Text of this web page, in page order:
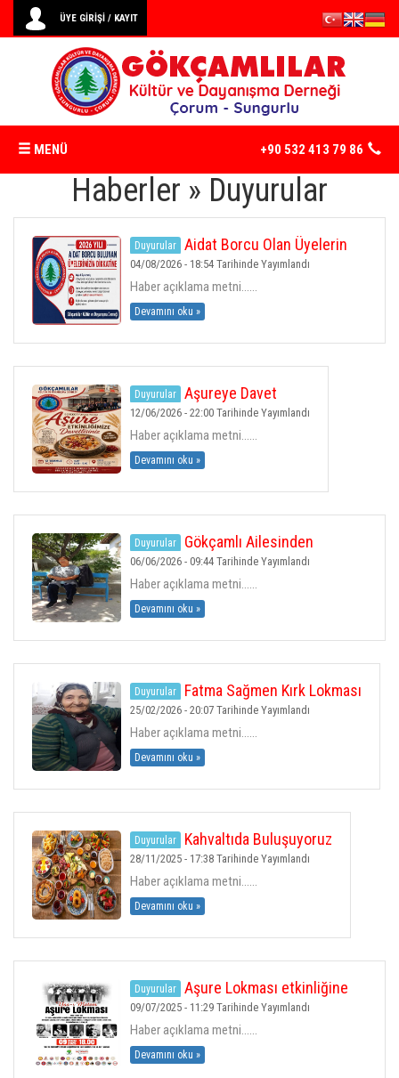
ÜYE GİRİŞİ / KAYIT
MENÜ +90 532 413 79 86
ANASAYFA
DERNEK
TARIHÇEMIZ
H.ALI VURAL
GALERI
İLETIŞIM
ESNAFLAR
ÇORUM HABER
Haberler » Duyurular
Duyurular
Aidat Borcu Olan Üyelerin
Dikkatine
04/08/2026 - 18:54 Tarihinde Yayımlandı
Haber açıklama metni......
Devamını oku »
Duyurular Aşureye Davet
12/06/2026 - 22:00 Tarihinde Yayımlandı
Haber açıklama metni......
Devamını oku »
Duyurular
Gökçamlı Ailesinden
Derneğimize Anlamlı Bağış
06/06/2026 - 09:44 Tarihinde Yayımlandı
Haber açıklama metni......
Devamını oku »
Duyurular Fatma Sağmen Kırk Lokması
25/02/2026 - 20:07 Tarihinde Yayımlandı
Haber açıklama metni......
Devamını oku »
Duyurular Kahvaltıda Buluşuyoruz
28/11/2025 - 17:38 Tarihinde Yayımlandı
Haber açıklama metni......
Devamını oku »
Duyurular
Aşure Lokması etkinliğine
Davet.
09/07/2025 - 11:29 Tarihinde Yayımlandı
Haber açıklama metni......
Devamını oku »